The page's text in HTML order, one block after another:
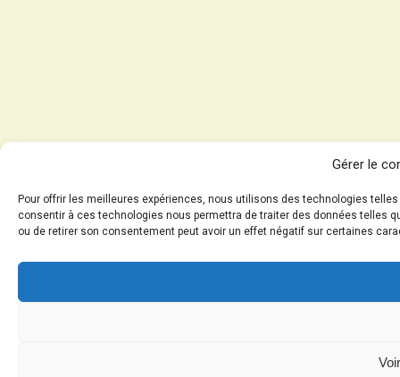
Gérer le
Pour offrir les meilleures expériences, nous utilisons des technologies
consentir à ces technologies nous permettra de traiter des données telles
ou de retirer son consentement peut avoir un effet négatif sur certaines